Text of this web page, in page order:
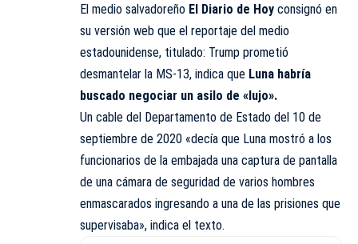
El medio salvadoreño El Diario de Hoy consignó en
su versión web que el reportaje del medio
estadounidense, titulado: Trump prometió
desmantelar la MS-13, indica que Luna habría
buscado negociar un asilo de «lujo».
Un cable del Departamento de Estado del 10 de
septiembre de 2020 «decía que Luna mostró a los
funcionarios de la embajada una captura de pantalla
de una cámara de seguridad de varios hombres
enmascarados ingresando a una de las prisiones que
supervisaba», indica el texto.